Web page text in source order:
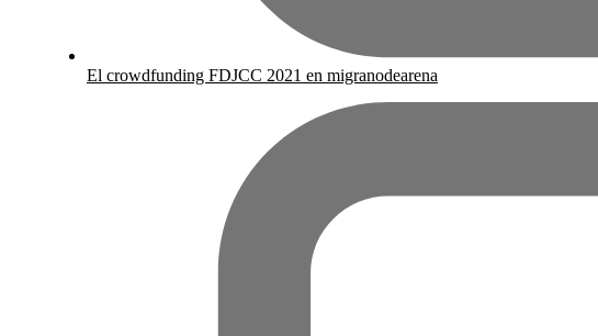
El crowdfunding FDJCC 2021 en migranodearena